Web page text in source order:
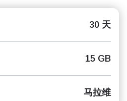
30 天
15 GB
马拉维